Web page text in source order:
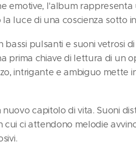
emotive, l'album
luce di una coscienza sotto
bassi pulsanti e suoni vetrosi
prima chiave di lettura di un
intrigante e ambiguo mette
capitolo di vita. Suoni
ci attendono melodie